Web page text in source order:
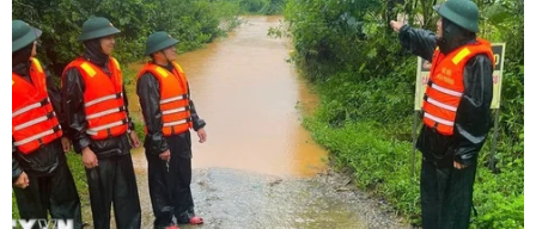
TIN LIÊN QUAN